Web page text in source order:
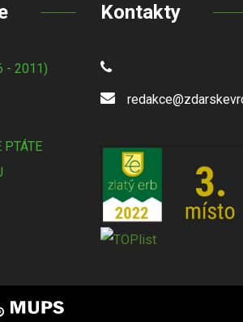
- 2011)
PTÁTE
Kontakty